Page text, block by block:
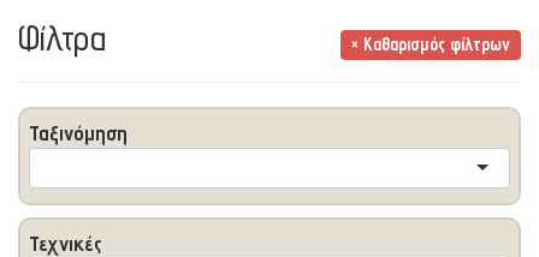
Φίλτρα × Καθαρισμός φίλτρων
Ταξινόμηση
Τεχνικές